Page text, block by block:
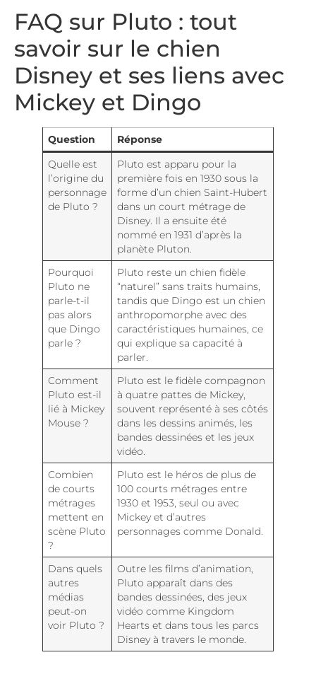
FAQ sur Pluto : tout
savoir sur le chien
Disney et ses liens avec
Mickey et Dingo
Question Réponse
Quelle est
l’origine du
personnage
de Pluto ?
Pluto est apparu pour la
première fois en 1930 sous la
forme d’un chien Saint-Hubert
dans un court métrage de
Disney. Il a ensuite été
nommé en 1931 d’après la
planète Pluton.
Pourquoi
Pluto ne
parle-t-il
pas alors
que Dingo
parle ?
Pluto reste un chien fidèle
“naturel” sans traits humains,
tandis que Dingo est un chien
anthropomorphe avec des
caractéristiques humaines, ce
qui explique sa capacité à
parler.
Comment
Pluto est-il
lié à Mickey
Mouse ?
Pluto est le fidèle compagnon
à quatre pattes de Mickey,
souvent représenté à ses côtés
dans les dessins animés, les
bandes dessinées et les jeux
vidéo.
Combien
de courts
métrages
mettent en
scène Pluto
?
Pluto est le héros de plus de
100 courts métrages entre
1930 et 1953, seul ou avec
Mickey et d’autres
personnages comme Donald.
Dans quels
autres
médias
peut-on
voir Pluto ?
Outre les films d’animation,
Pluto apparaît dans des
bandes dessinées, des jeux
vidéo comme Kingdom
Hearts et dans tous les parcs
Disney à travers le monde.